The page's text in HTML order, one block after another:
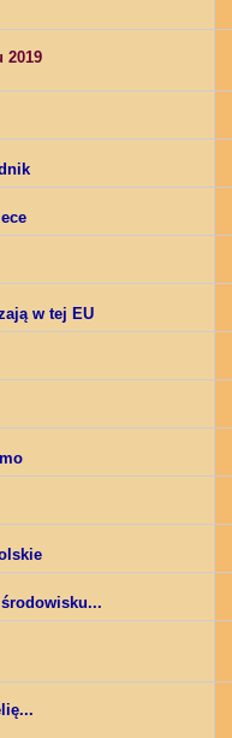
2019
w tej EU